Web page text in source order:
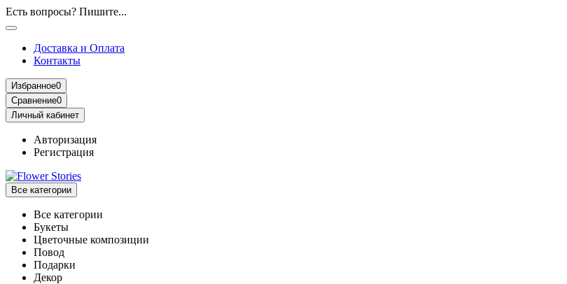
Есть вопросы? Пишите...
Доставка и Оплата
Контакты
Избранное0
Сравнение0
Личный кабинет
Авторизация
Регистрация
Все категории
Все категории
Букеты
Цветочные композиции
Повод
Подарки
Декор